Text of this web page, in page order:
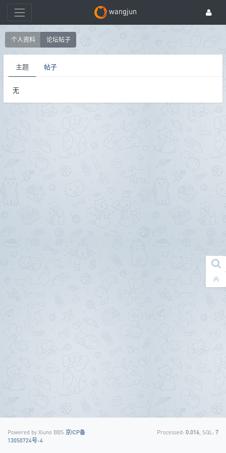
wangjun
个人资料 论坛帖子
主题 帖子
无
Powered by Xiuno BBS 京ICP备
13050724号-4
Processed: 0.016 , SQL: 7